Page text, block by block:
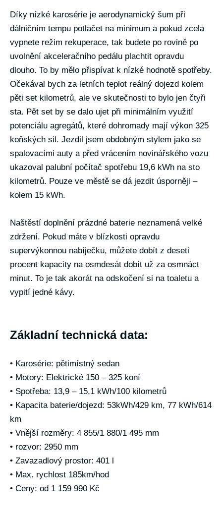
Díky nízké karosérie je aerodynamický šum při
dálničním tempu potlačet na minimum a pokud zcela
vypnete režim rekuperace, tak budete po rovině po
uvolnění akceleračního pedálu plachtit opravdu
dlouho. To by mělo přispívat k nízké hodnotě spotřeby.
Očekával bych za letních teplot reálný dojezd kolem
pěti set kilometrů, ale ve skutečnosti to bylo jen čtyři
sta. Pět set by se dalo ujet při minimálním využití
potenciálu agregátů, které dohromady mají výkon 325
koňských sil. Jezdil jsem obdobným stylem jako se
spalovacími auty a před vrácením novinářského vozu
ukazoval palubní počítač spotřebu 19,6 kWh na sto
kilometrů. Pouze ve městě se dá jezdit úsporněji –
kolem 15 kWh.
Naštěstí doplnění prázdné baterie neznamená velké
zdržení. Pokud máte v blízkosti opravdu
supervýkonnou nabíječku, můžete dobít z deseti
procent kapacity na osmdesát dobít už za osmnáct
minut. To je tak akorát na odskočení si na toaletu a
vypití jedné kávy.
Základní technická data:
• Karosérie: pětimístný sedan
• Motory: Elektrické 150 – 325 koní
• Spotřeba: 13,9 – 15,1 kWh/100 kilometrů
• Kapacita baterie/dojezd: 53kWh/429 km, 77 kWh/614
km
• Vnější rozměry: 4 855/1 880/1 495 mm
• rozvor: 2950 mm
• Zavazadlový prostor: 401 l
• Max. rychlost 185km/hod
• Ceny: od 1 159 990 Kč